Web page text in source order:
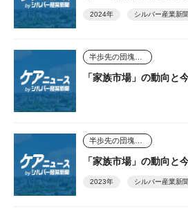
2024年 シルバー産業新聞
「家族市場」の動向と
「家族市場」の動向
2023年 シルバー産業新聞